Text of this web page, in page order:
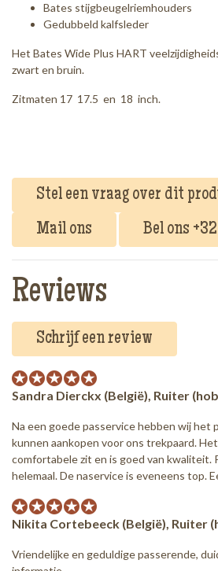
Bates stijgbeugelriemhouders
Gedubbeld kalfsleder
Het Bates Wide Plus HART
zwart en bruin.
Zitmaten 17 17.5 en 18 inch.
Stel een vraag over dit
Mail ons
Bel ons
Reviews
Schrijf een review
Sandra Dierckx (België), Ruiter
Na een goede passervice hebben wij het
kunnen aankopen voor ons trekpaard.
comfortabele zit en is goed van kwaliteit.
helemaal. De naservice is eveneens top.
Nikita Cortebeeck (België), Ruiter
Vriendelijke en geduldige passerende,